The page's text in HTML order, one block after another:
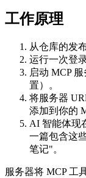
工作原理
从仓库的发
运行一次登
启动 MCP
置）。
将服务器
添加到你的
AI 智能体现
一篇包含这
笔记"。
服务器将 MCP 工